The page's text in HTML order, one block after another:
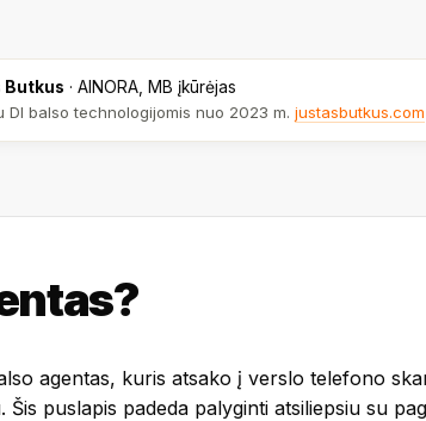
Butkus · AINORA, MB įkūrėjas
DI balso technologijomis nuo 2023 m. justasbutkus.com
agentas, kuris atsako į verslo telefono
puslapis padeda palyginti atsiliepsiu su